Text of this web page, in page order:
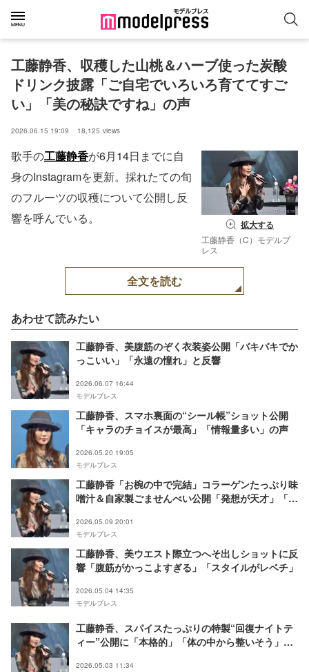
工藤静香、収穫した山桃＆ハーブ使った炭酸
ドリンク披露「ご自宅でいろいろ育ててすご
い」「美の秘訣ですね」の声
2026.06.15 19:09 18,125 views
拡大する
工藤静香（C）モデルプ
レス
歌手の工藤静香が6月14日までに自
身のInstagramを更新。採れたての旬
のフルーツの収穫について公開し反
響を呼んでいる。
全文を読む
あわせて読みたい
工藤静香、美腹筋のぞく衣装姿公開「バキバキでか
っこいい」「永遠の憧れ」と反響
2026.06.07 16:44
モデルプレス
工藤静香、スマホ裏面の“シール帳”ショット公開
「キャラのチョイスが最高」「情報量多い」の声
2026.05.20 19:05
モデルプレス
工藤静香「お椀の中で完結」コラーゲンたっぷり味
噌汁＆自家製ごませんべい公開「発想が天才」「真
2026.05.09 20:01
モデルプレス
工藤静香、美ウエスト際立つへそ出しショットに反
響「腹筋がかっこよすぎる」「スタイルがレベチ」
2026.05.04 14:35
モデルプレス
工藤静香、スパイスたっぷりの特製“回復ナイトテ
ィー”公開に「本格的」「体の中から整いそう」と
2026.05.03 11:34